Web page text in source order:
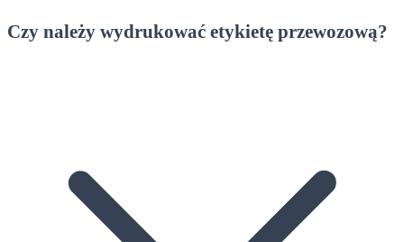
Czy należy wydrukować etykietę przewozową?